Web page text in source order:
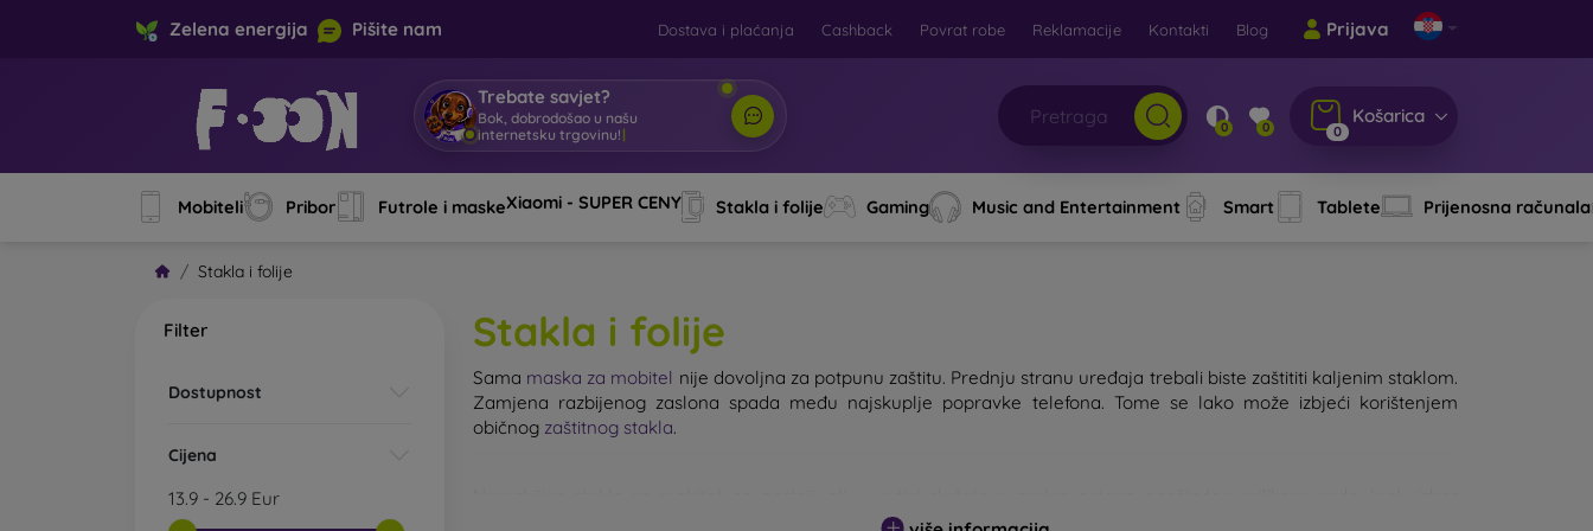
Zelena energija Pišite nam Dostava i plaćanja Cashback Povrat robe Reklamacije Kontakti Blog Prijava
Trebate savjet?
Bok, dobrodošao u našu
internetsku trgovinu! | 0 0 0
Košarica
Mobiteli Pribor Futrole i maskeXiaomi - SUPER CENY Stakla i folije Gaming Music and Entertainment Smart Tablete Prijenosna računala
Stakla i folije
Filter
Dostupnost
Cijena
13.9 - 26.9 Eur
Stakla i folije
Sama maska za mobitel nije dovoljna za potpunu zaštitu. Prednju stranu uređaja trebali biste zaštititi kaljenim staklom.
Zamjena razbijenog zaslona spada među najskuplje popravke telefona. Tome se lako može izbjeći korištenjem
običnog zaštitnog stakla.
kaljenog stakla ne treba podcjenjivati. Što je staklo kvalitetnije i otpornije, to će bolje štititi uređaj. Na tržištu postoji više